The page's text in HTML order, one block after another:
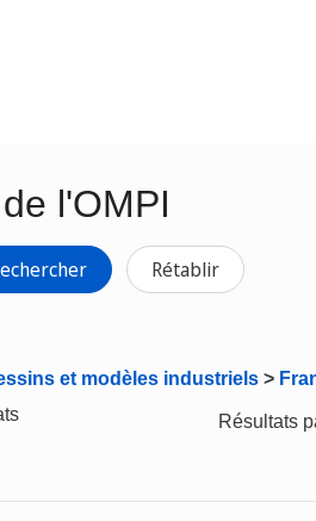
l'OMPI
Rétablir
et modèles industriels >
Résultats